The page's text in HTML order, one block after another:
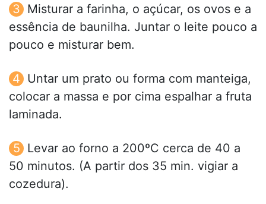
Misturar a farinha, o açúcar, os ovos e a
essência de baunilha. Juntar o leite pouco a
pouco e misturar bem.
Untar um prato ou forma com manteiga,
colocar a massa e por cima espalhar a fruta
laminada.
Levar ao forno a 200ºC cerca de 40 a
50 minutos. (A partir dos 35 min. vigiar a
cozedura).